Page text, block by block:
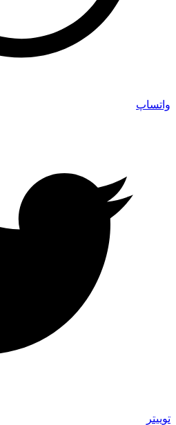
واتساپ
توییتر